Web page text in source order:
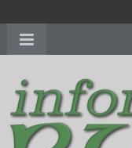
richardmillereplica
women.patekphilippe.to
dining room table
shop. best
services. 1: 1